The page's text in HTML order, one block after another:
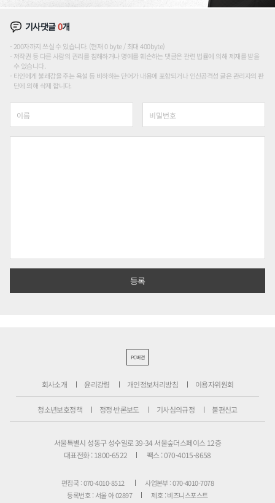
기사댓글0개
200자까지 쓰실 수 있습니다. (현재 0 byte / 최대 400byte)
저작권 등 다른 사람의 권리를 침해하거나 명예를 훼손하는 댓글은 관련 법률에 의해 제재를 받을
수 있습니다.
타인에게 불쾌감을 주는 욕설 등 비하하는 단어가 내용에 포함되거나 인신공격성 글은 관리자의 판
단에 의해 삭제 합니다.
PC버전
회사소개 윤리강령 개인정보처리방침 이용자위원회
청소년보호정책 정정·반론보도 기사심의규정 불편신고
서울특별시 성동구 성수일로 39-34 서울숲더스페이스 12층
대표전화 : 1800-6522
팩스 : 070-4015-8658
편집국 : 070-4010-8512
사업본부 : 070-4010-7078
등록번호 : 서울 아 02897
제호 : 비즈니스포스트